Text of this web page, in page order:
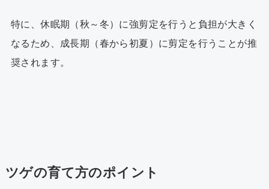
特に、休眠期（秋～冬）に強剪定を行うと負担が大きく
なるため、成長期（春から初夏）に剪定を行うことが推
奨されます。
ツゲの育て方のポイント